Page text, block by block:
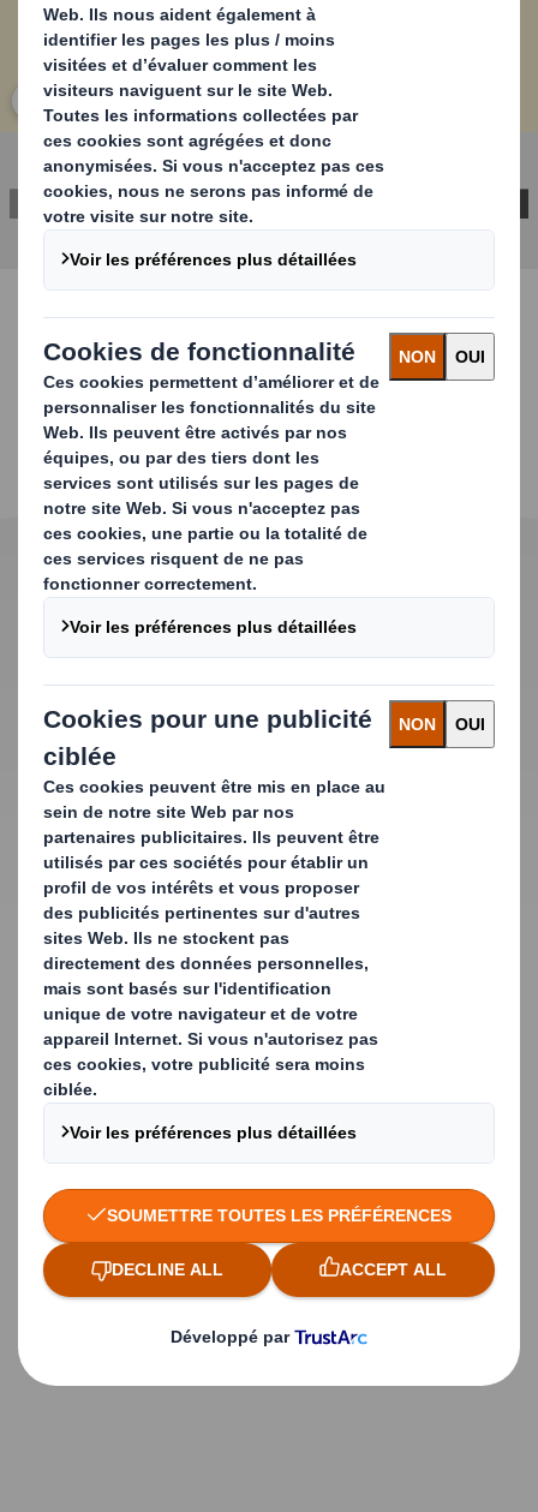
Cliquez pour agrandir l’image
CONTACTEZ-NOUS
Caractéristiques du
produit
Un renvoi assuré
Cet emballage est doté d'une bande adhésive assurant
le renvoi des produits sans utiliser de matériaux
supplémentaires.